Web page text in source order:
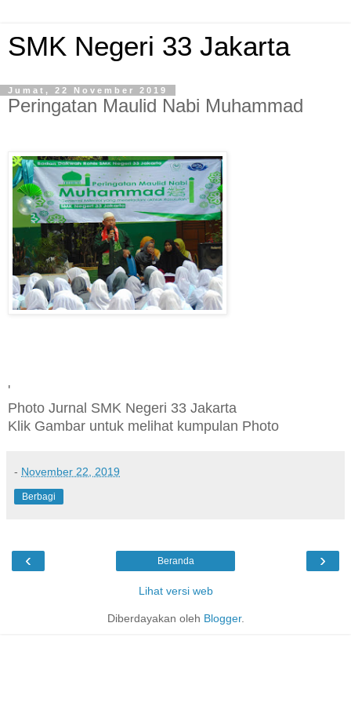
SMK Negeri 33 Jakarta
Jumat, 22 November 2019
Peringatan Maulid Nabi Muhammad
'
Photo Jurnal SMK Negeri 33 Jakarta
Klik Gambar untuk melihat kumpulan Photo
- November 22, 2019
Berbagi
‹ ›
Beranda
Lihat versi web
Diberdayakan oleh Blogger.